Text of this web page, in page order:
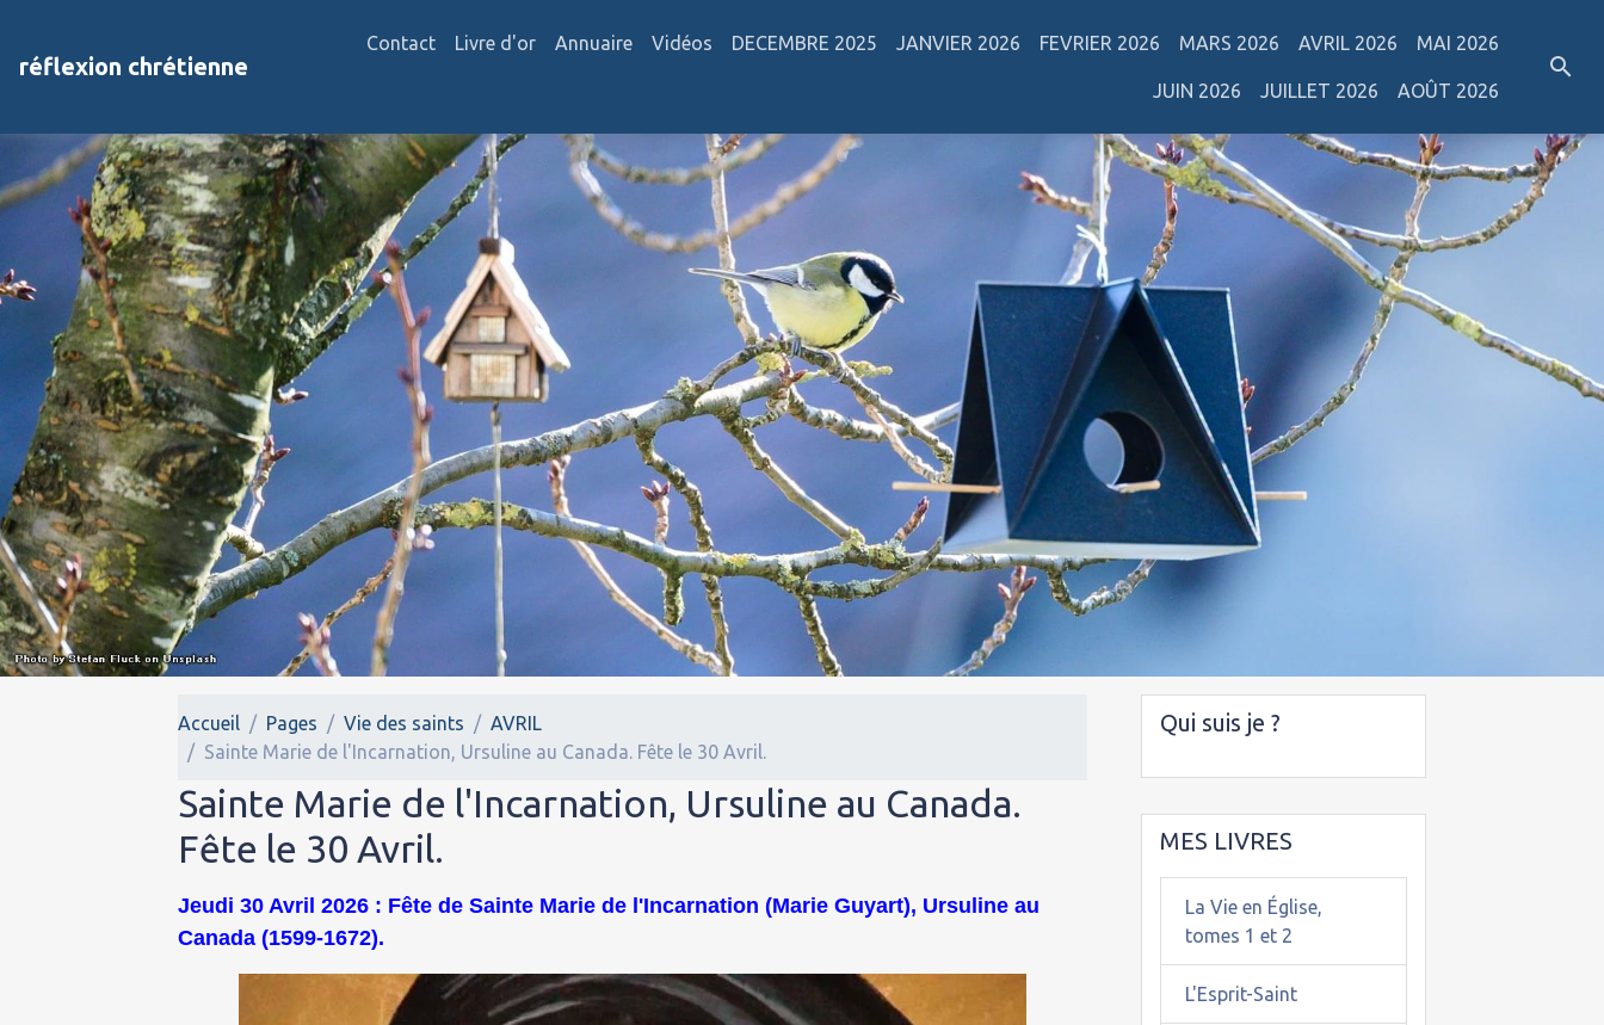
réflexion chrétienne
Contact Livre d'or Annuaire Vidéos DECEMBRE 2025 JANVIER 2026 FEVRIER 2026 MARS 2026 AVRIL 2026 MAI 2026
JUIN 2026 JUILLET 2026 AOÛT 2026
Accueil Pages Vie des saints
AVRIL
Sainte Marie de l'Incarnation, Ursuline au Canada. Fête le 30 Avril.
Sainte Marie de l'Incarnation, Ursuline au Canada.
Fête le 30 Avril.
Jeudi 30 Avril 2026 : Fête de Sainte Marie de l'Incarnation (Marie Guyart), Ursuline au
Canada (1599-1672).
Qui suis je ?
MES LIVRES
La Vie en Église,
tomes 1 et 2
L'Esprit-Saint